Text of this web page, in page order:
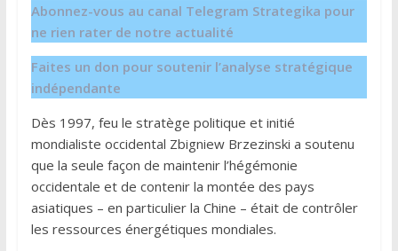
Abonnez-vous au canal Telegram Strategika pour
ne rien rater de notre actualité
Faites un don pour soutenir l’analyse stratégique
indépendante
Dès 1997, feu le stratège politique et initié
mondialiste occidental Zbigniew Brzezinski a soutenu
que la seule façon de maintenir l’hégémonie
occidentale et de contenir la montée des pays
asiatiques – en particulier la Chine – était de contrôler
les ressources énergétiques mondiales.